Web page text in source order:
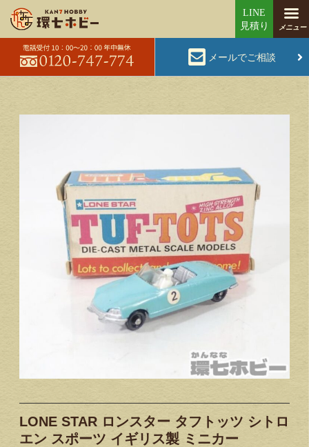
メールでご相談
LONE STAR ロンスター タフトッツ シトロ
エン スポーツ イギリス製 ミニカー